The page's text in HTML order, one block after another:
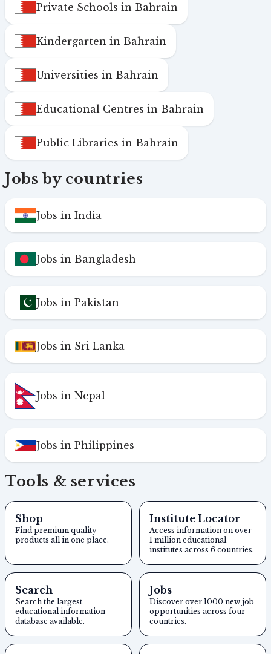
Private Schools in Bahrain
Kindergarten in Bahrain
Universities in Bahrain
Educational Centres in Bahrain
Public Libraries in Bahrain
Jobs by countries
Jobs in India
Jobs in Bangladesh
Jobs in Pakistan
Jobs in Sri Lanka
Jobs in Nepal
Jobs in Philippines
Tools & services
Shop
Find premium quality
products all in one place.
Institute Locator
Access information on over
1 million educational
institutes across 6 countries.
Search
Search the largest
educational information
database available.
Jobs
Discover over 1000 new job
opportunities across four
countries.